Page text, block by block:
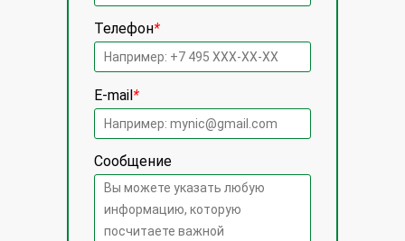
Телефон*
E-mail*
Сообщение